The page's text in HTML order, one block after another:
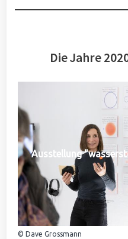
Die Jahre
Ausstellung
© Dave Grossmann